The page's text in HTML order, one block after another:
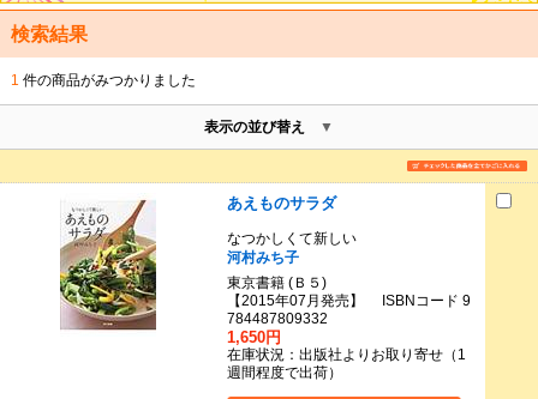
検索結果
1 件の商品がみつかりました
表示の並び替え
あえものサラダ
なつかしくて新しい
河村みち子
東京書籍 (Ｂ５)
【2015年07月発売】 ISBNコード 9
784487809332
1,650円
在庫状況：出版社よりお取り寄せ（1
週間程度で出荷）